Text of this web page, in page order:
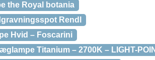
the Royal botania
Rendl
Hvid – Foscarini
Titanium – 2700K – LIGHT-